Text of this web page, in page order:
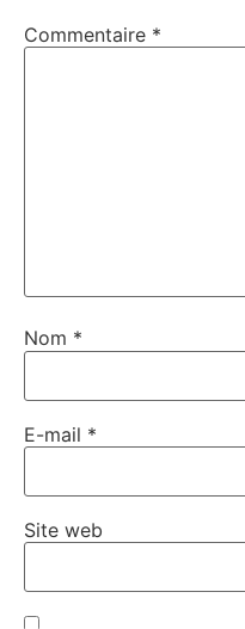
Commentaire *
Nom *
E-mail *
Site web